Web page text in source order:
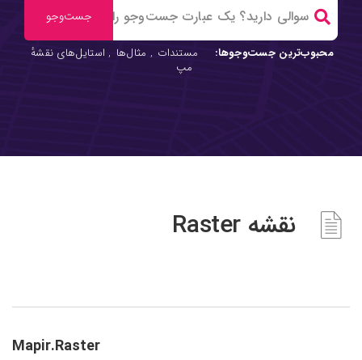
محبوب‌ترین جست‌وجوها: مستندات , مثال‌ها
استایل‌های نقشهٔ
مپ
نقشه Raster
Mapir.Raster